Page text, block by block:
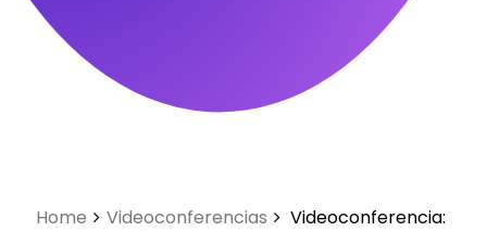
Home Videoconferencias
Videoconferencia: